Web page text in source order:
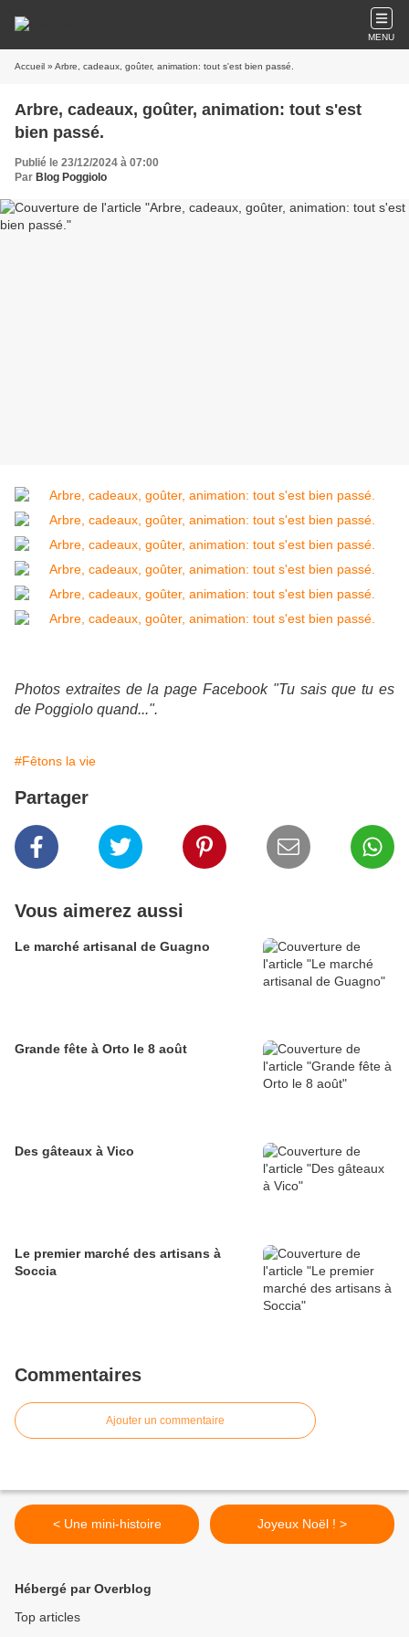
MENU
Accueil » Arbre, cadeaux, goûter, animation: tout s'est bien passé.
Arbre, cadeaux, goûter, animation: tout s'est
bien passé.
Publié le 23/12/2024 à 07:00
Par Blog Poggiolo
Photos extraites de la page Facebook "Tu sais que tu es
de Poggiolo quand...".
#Fêtons la vie
Partager
Vous aimerez aussi
Le marché artisanal de Guagno
Grande fête à Orto le 8 août
Des gâteaux à Vico
Le premier marché des artisans à
Soccia
Commentaires
Ajouter un commentaire
< Une mini-histoire Joyeux Noël ! >
Hébergé par Overblog
Top articles